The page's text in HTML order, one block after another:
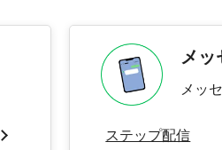
メッ
メッ
ステップ配信